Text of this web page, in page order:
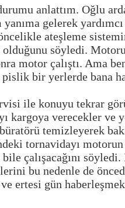
anlattım. Oğlu
gelerek
ateşleme
olduğunu söyledi.
motor çalıştı. Ama
bir yerlerde bana
ile konuyu tekrar
kargoya verecekler ve
temizleyerek
tornavidayı
çalışacağını
bu nedenle de
ertesi gün